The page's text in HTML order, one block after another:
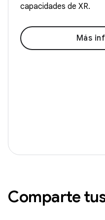
capacidades de XR.
Más
Comparte